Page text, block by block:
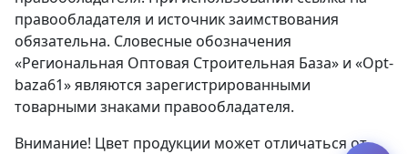
правообладателя и источник заимствования
обязательна. Словесные обозначения
«Региональная Оптовая Строительная База» и «Opt-
baza61» являются зарегистрированными
товарными знаками правообладателя.
Внимание! Цвет продукции может отличаться от